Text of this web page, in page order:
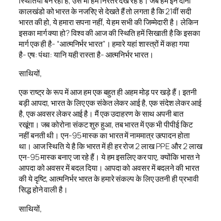
कालखंडो को भारत के नजरिए से देखते हैं तो लगता है कि 21वीं सदी
भारत की हो, ये हमारा सपना नहीं, ये हम सभी की जिम्मेदारी है। लेकिन
इसका मार्ग क्या हो? विश्व की आज की स्थिति हमें सिखाती है कि इसका
मार्ग एक ही है- “आत्मनिर्भर भारत”। हमारे यहां शास्त्रों में कहा गया
है- एष: पंथा: यानि यही रास्ता है- आत्मनिर्भर भारत।
साथियों,
एक राष्ट्र के रूप में आज हम एक बहुत ही अहम मोड़ पर खड़े हैं। इतनी
बड़ी आपदा, भारत के लिए एक संकेत लेकर आई है, एक संदेश लेकर आई
है, एक अवसर लेकर आई है। मैं एक उदाहरण के साथ अपनी बात
रखूंगा। जब कोरोना संकट शुरु हुआ, तब भारत में एक भी पीपीई किट
नहीं बनती थी। एन-95 मास्क का भारत में नाममात्र उत्पादन होता
था। आज स्थिति ये है कि भारत में ही हर रोज 2 लाख PPE और 2 लाख
एन-95 मास्क बनाए जा रहे हैं। ये हम इसलिए कर पाए, क्योंकि भारत ने
आपदा को अवसर में बदल दिया। आपदा को अवसर में बदलने की भारत
की ये दृष्टि, आत्मनिर्भर भारत के हमारे संकल्प के लिए उतनी ही प्रभावी
सिद्ध होने वाली है।
साथियों,